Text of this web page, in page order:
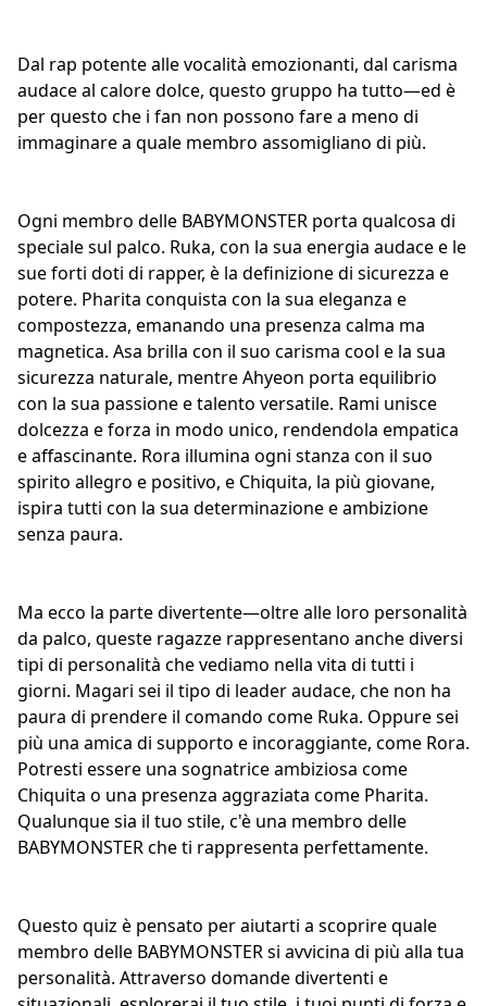
Dal rap potente alle vocalità emozionanti, dal carisma
audace al calore dolce, questo gruppo ha tutto—ed è
per questo che i fan non possono fare a meno di
immaginare a quale membro assomigliano di più.
Ogni membro delle BABYMONSTER porta qualcosa di
speciale sul palco. Ruka, con la sua energia audace e le
sue forti doti di rapper, è la definizione di sicurezza e
potere. Pharita conquista con la sua eleganza e
compostezza, emanando una presenza calma ma
magnetica. Asa brilla con il suo carisma cool e la sua
sicurezza naturale, mentre Ahyeon porta equilibrio
con la sua passione e talento versatile. Rami unisce
dolcezza e forza in modo unico, rendendola empatica
e affascinante. Rora illumina ogni stanza con il suo
spirito allegro e positivo, e Chiquita, la più giovane,
ispira tutti con la sua determinazione e ambizione
senza paura.
Ma ecco la parte divertente—oltre alle loro personalità
da palco, queste ragazze rappresentano anche diversi
tipi di personalità che vediamo nella vita di tutti i
giorni. Magari sei il tipo di leader audace, che non ha
paura di prendere il comando come Ruka. Oppure sei
più una amica di supporto e incoraggiante, come Rora.
Potresti essere una sognatrice ambiziosa come
Chiquita o una presenza aggraziata come Pharita.
Qualunque sia il tuo stile, c'è una membro delle
BABYMONSTER che ti rappresenta perfettamente.
Questo quiz è pensato per aiutarti a scoprire quale
membro delle BABYMONSTER si avvicina di più alla tua
personalità. Attraverso domande divertenti e